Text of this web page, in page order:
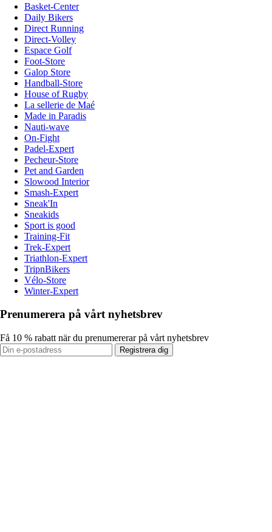
Basket-Center
Daily Bikers
Direct Running
Direct-Volley
Espace Golf
Foot-Store
Galop Store
Handball-Store
House of Rugby
La sellerie de Maé
Made in Paradis
Nauti-wave
On-Fight
Padel-Expert
Pecheur-Store
Pet and Garden
Slowood Interior
Smash-Expert
Sneak'In
Sneakids
Sport is good
Training-Fit
Trek-Expert
Triathlon-Expert
TripnBikers
Vélo-Store
Winter-Expert
Prenumerera på vårt nyhetsbrev
Få 10 % rabatt när du prenumererar på vårt nyhetsbrev
Registrera dig